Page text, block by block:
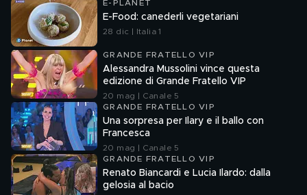
E-PLANET
E-Food: canederli vegetariani
28 dic | Italia 1
GRANDE FRATELLO VIP
Alessandra Mussolini vince questa
edizione di Grande Fratello VIP
20 mag | Canale 5
GRANDE FRATELLO VIP
Una sorpresa per Ilary e il ballo con
Francesca
20 mag | Canale 5
GRANDE FRATELLO VIP
Renato Biancardi e Lucia Ilardo: dalla
gelosia al bacio